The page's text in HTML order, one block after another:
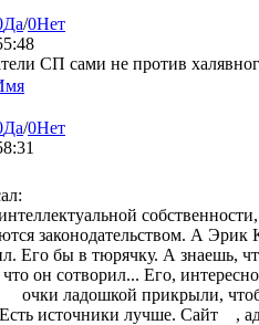
Да/0Нет
СП сами не против
Да/0Нет
законодательством. А Эрик
Его бы в тюрячку. А знаешь,
он сотворил... Его,
очки ладошкой прикрыли,
источники лучше. Сайт ,